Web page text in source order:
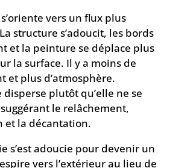
vers un flux plus
structure s’adoucit, les bords
et la peinture se déplace plus
la surface. Il y a moins de
et plus d’atmosphère.
disperse plutôt qu’elle ne se
le relâchement,
et la décantation.
s’est adoucie pour devenir un
vers l’extérieur au lieu de